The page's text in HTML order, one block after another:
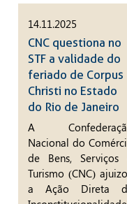
14.11.2025
CNC questiona no
STF a validade do
feriado de Corpus
Christi no Estado
do Rio de Janeiro
A
Nacional do
de Bens, Serviços
Turismo (CNC)
a Ação Direta